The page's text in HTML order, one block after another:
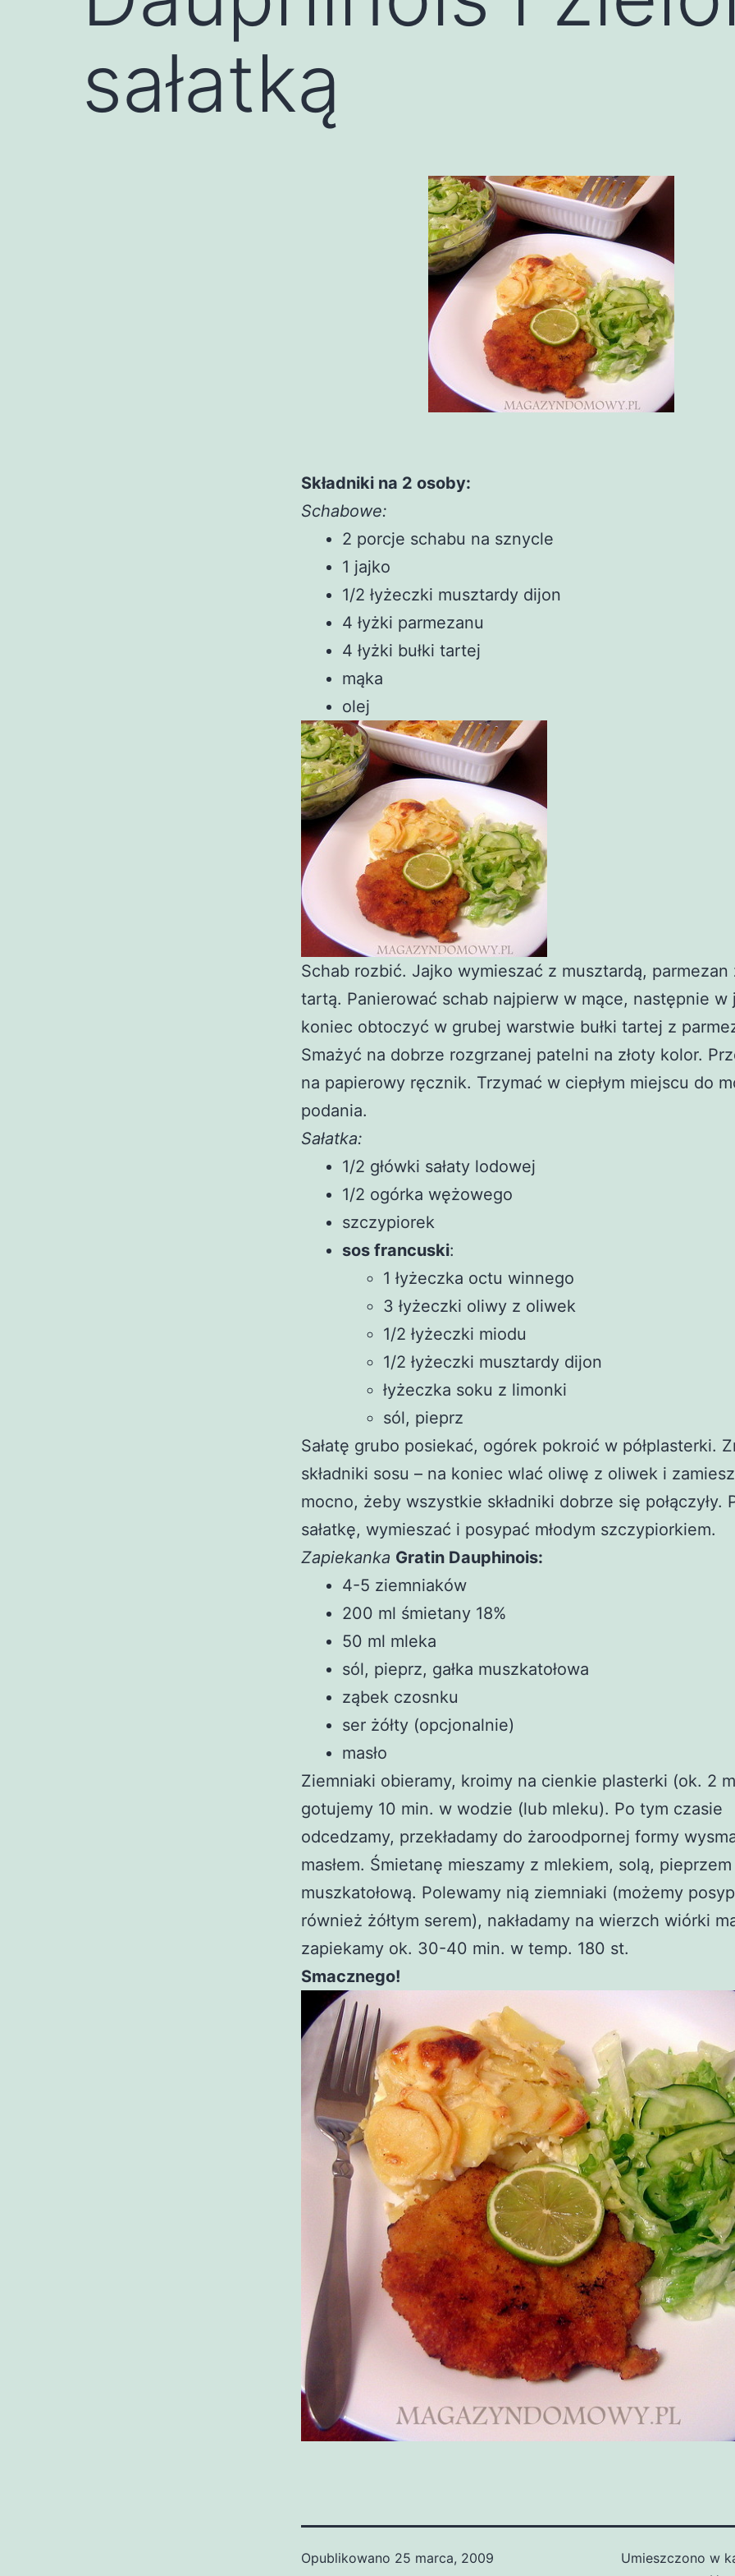
sałatką
Składniki na 2 osoby:
Schabowe:
2 porcje schabu na sznycle
1 jajko
1/2 łyżeczki musztardy dijon
4 łyżki parmezanu
4 łyżki bułki tartej
mąka
olej
Schab rozbić. Jajko wymieszać z musztardą, parmezan
tartą. Panierować schab najpierw w mące, następnie w
koniec obtoczyć w grubej warstwie bułki tartej z
Smażyć na dobrze rozgrzanej patelni na złoty kolor.
na papierowy ręcznik. Trzymać w ciepłym miejscu do
podania.
Sałatka:
1/2 główki sałaty lodowej
1/2 ogórka wężowego
szczypiorek
sos francuski:
1 łyżeczka octu winnego
3 łyżeczki oliwy z oliwek
1/2 łyżeczki miodu
1/2 łyżeczki musztardy dijon
łyżeczka soku z limonki
sól, pieprz
Sałatę grubo posiekać, ogórek pokroić w półplasterki.
składniki sosu – na koniec wlać oliwę z oliwek i
mocno, żeby wszystkie składniki dobrze się połączyły.
sałatkę, wymieszać i posypać młodym szczypiorkiem.
Zapiekanka Gratin Dauphinois:
4-5 ziemniaków
200 ml śmietany 18%
50 ml mleka
sól, pieprz, gałka muszkatołowa
ząbek czosnku
ser żółty (opcjonalnie)
masło
Ziemniaki obieramy, kroimy na cienkie plasterki (ok. 2
gotujemy 10 min. w wodzie (lub mleku). Po tym czasie
odcedzamy, przekładamy do żaroodpornej formy
masłem. Śmietanę mieszamy z mlekiem, solą, pieprzem
muszkatołową. Polewamy nią ziemniaki (możemy
również żółtym serem), nakładamy na wierzch wiórki
zapiekamy ok. 30-40 min. w temp. 180 st.
Smacznego!
Opublikowano 25 marca, 2009
Umieszczono w